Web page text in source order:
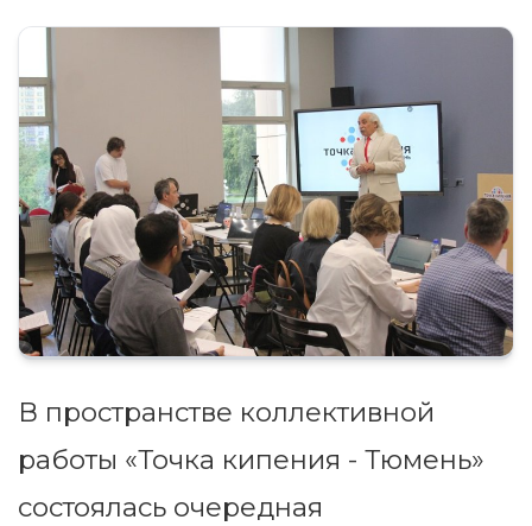
В пространстве коллективной
работы «Точка кипения - Тюмень»
состоялась очередная